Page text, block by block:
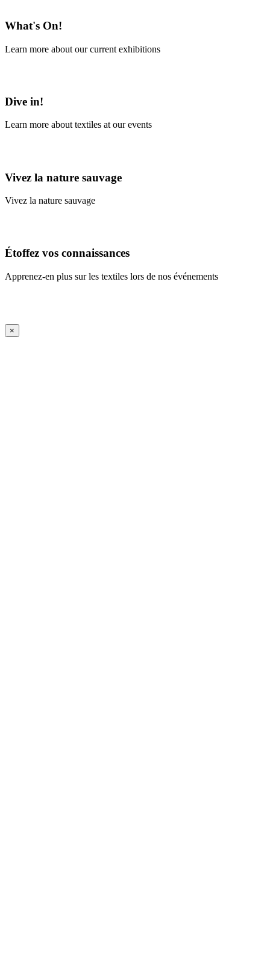
What's On!
Learn more about our current exhibitions
Dive in!
Learn more about textiles at our events
Vivez la nature sauvage
Vivez la nature sauvage
Étoffez vos connaissances
Apprenez-en plus sur les textiles lors de nos événements
iFrame Title
×